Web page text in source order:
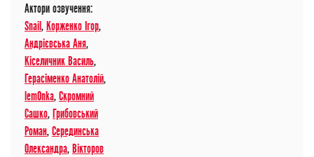
Актори озвучення:
Snail,Корженко Ігор,
Андрієвська Аня,
Кіселичник Василь,
Герасіменко Анатолій,
lem0nka,Скромний
Сашко,Грибовський
Роман,Серединська
Олександра,Вікторов